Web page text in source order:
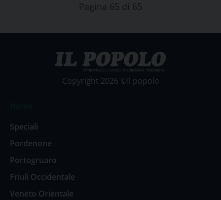
Pagina 65 di 65
Copyright 2026 ©Il popolo
Speciali
Pordenone
Portogruaro
Friuli Occidentale
Veneto Orientale